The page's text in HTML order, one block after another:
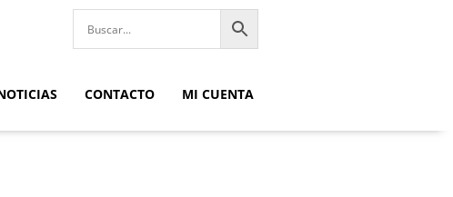
CONTACTO MI CUENTA